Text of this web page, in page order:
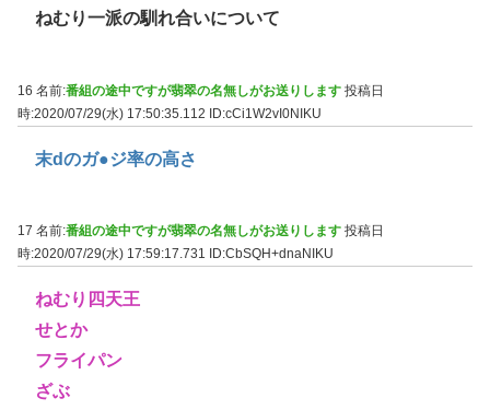
ねむり一派の馴れ合いについて
16 名前:番組の途中ですが翡翠の名無しがお送りします 投稿日
時:2020/07/29(水) 17:50:35.112 ID:cCi1W2vI0NIKU
末dのガ●ジ率の高さ
17 名前:番組の途中ですが翡翠の名無しがお送りします 投稿日
時:2020/07/29(水) 17:59:17.731
ID:CbSQH+dnaNIKU
ねむり四天王
せとか
フライパン
ざぶ